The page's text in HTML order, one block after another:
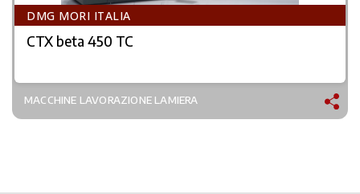
DMG MORI ITALIA
CTX beta 450 TC
MACCHINE LAVORAZIONE LAMIERA